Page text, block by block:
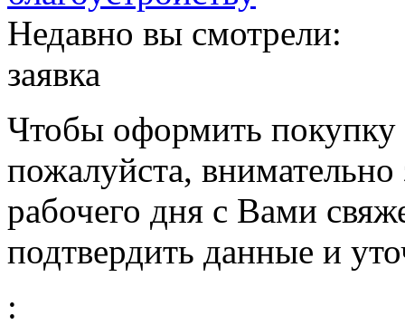
Недавно вы смотрели:
заявка
Чтобы оформить покупку
пожалуйста,
рабочего дня с Вами
подтвердить данные и
: